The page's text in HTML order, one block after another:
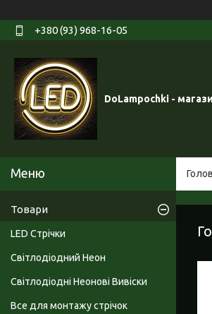
+380 (93) 968-16-05
DoLampochki -
Товари
LED Стрічки
Світлодіодний Неон
Світлодіодні Неонові Вивіски
Все для монтажу стрічок